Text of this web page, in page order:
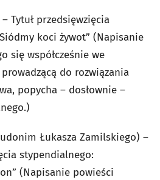
Tytuł przedsięwzięcia
koci żywot” (Napisanie
się współcześnie we
do rozwiązania
popycha – dosłownie –
Łukasza Zamilskiego) –
stypendialnego:
(Napisanie powieści